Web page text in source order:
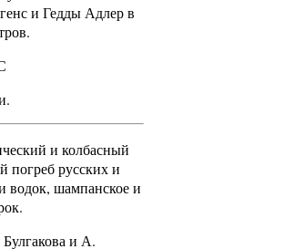
и Гедды Адлер в
и колбасный
погреб русских и
водок, шампанское и
и А.